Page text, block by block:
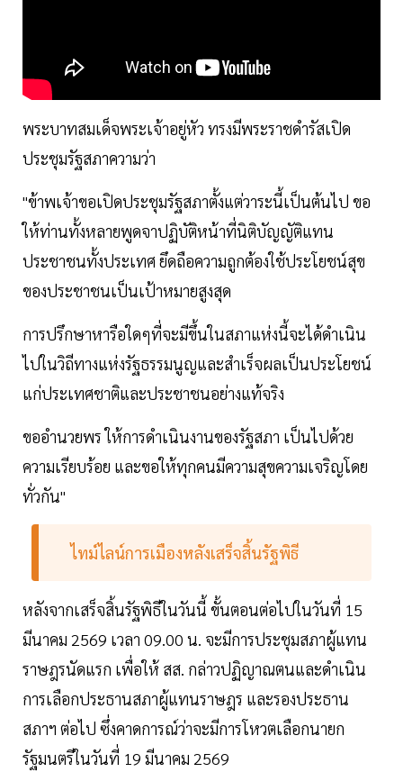
พระบาทสมเด็จพระเจ้าอยู่หัว ทรงมีพระราชดำรัสเปิด
ประชุมรัฐสภาความว่า
"ข้าพเจ้าขอเปิดประชุมรัฐสภาตั้งแต่วาระนี้เป็นต้นไป ขอ
ให้ท่านทั้งหลายพูดจาปฏิบัติหน้าที่นิติบัญญัติแทน
ประชาชนทั้งประเทศ ยึดถือความถูกต้องใช้ประโยชน์สุข
ของประชาชนเป็นเป้าหมายสูงสุด
การปรึกษาหารือใดๆที่จะมีขึ้นในสภาแห่งนี้จะได้ดําเนิน
ไปในวิถีทางแห่งรัฐธรรมนูญและสําเร็จผลเป็นประโยชน์
แก่ประเทศชาติและประชาชนอย่างแท้จริง
ขออํานวยพร ให้การดําเนินงานของรัฐสภา เป็นไปด้วย
ความเรียบร้อย และขอให้ทุกคนมีความสุขความเจริญโดย
ทั่วกัน"
ไทม์ไลน์การเมืองหลังเสร็จสิ้นรัฐพิธี
หลังจากเสร็จสิ้นรัฐพิธีในวันนี้ ขั้นตอนต่อไปในวันที่ 15
มีนาคม 2569 เวลา 09.00 น. จะมีการประชุมสภาผู้แทน
ราษฎรนัดแรก เพื่อให้ สส. กล่าวปฏิญาณตนและดำเนิน
การเลือกประธานสภาผู้แทนราษฎร และรองประธาน
สภาฯ ต่อไป ซึ่งคาดการณ์ว่าจะมีการโหวตเลือกนายก
รัฐมนตรีในวันที่ 19 มีนาคม 2569